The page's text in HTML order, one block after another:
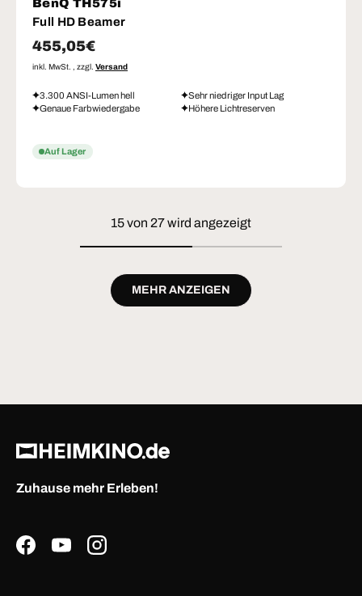
BenQ TH575i
Full HD Beamer
Normaler Preis
455,05€
inkl. MwSt. , zzgl. Versand
3.300 ANSI-Lumen hell
Sehr niedriger Input Lag
Genaue Farbwiedergabe
Höhere Lichtreserven
Auf Lager
15 von 27 wird angezeigt
MEHR ANZEIGEN
Zuhause mehr Erleben!
FacebookYouTubeInstagram